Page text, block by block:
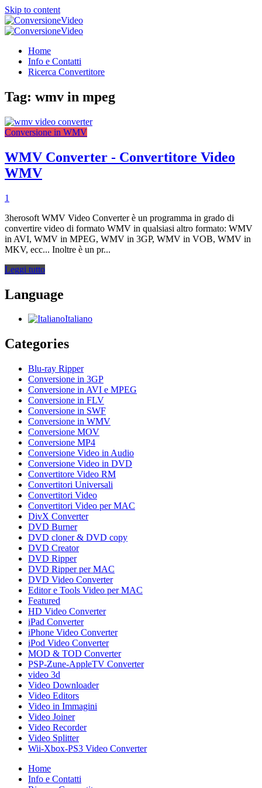
Skip to content
ConversioneVideo
Video Converter Software Offline App
Home
Info e Contatti
Ricerca Convertitore
Tag: wmv in mpeg
Conversione in WMV
WMV Converter - Convertitore Video
WMV
1
3herosoft WMV Video Converter è un programma in grado di
convertire video di formato WMV in qualsiasi altro formato: WMV
in AVI, WMV in MPEG, WMV in 3GP, WMV in VOB, WMV in
MKV, ecc... Inoltre è un pr...
Leggi tutto
Language
Italiano
Categories
Blu-ray Ripper
Conversione in 3GP
Conversione in AVI e MPEG
Conversione in FLV
Conversione in SWF
Conversione in WMV
Conversione MOV
Conversione MP4
Conversione Video in Audio
Conversione Video in DVD
Convertitore Video RM
Convertitori Universali
Convertitori Video
Convertitori Video per MAC
DivX Converter
DVD Burner
DVD cloner & DVD copy
DVD Creator
DVD Ripper
DVD Ripper per MAC
DVD Video Converter
Editor e Tools Video per MAC
Featured
HD Video Converter
iPad Converter
iPhone Video Converter
iPod Video Converter
MOD & TOD Converter
PSP-Zune-AppleTV Converter
video 3d
Video Downloader
Video Editors
Video in Immagini
Video Joiner
Video Recorder
Video Splitter
Wii-Xbox-PS3 Video Converter
Home
Info e Contatti